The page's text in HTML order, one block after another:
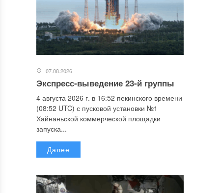
07.08.2026
Экспресс-выведение 23-й группы
4 августа 2026 г. в 16:52 пекинского времени
(08:52 UTC) с пусковой установки №1
Хайнаньской коммерческой площадки
запуска...
Далее